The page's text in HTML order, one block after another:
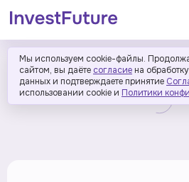
Мы используем cookie-файлы.
сайтом, вы даёте согласие на
данных и подтверждаете принятие
использовании cookie и Политики